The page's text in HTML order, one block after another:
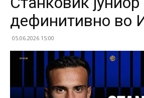
дефинитивно во
05.06.2026 15:00